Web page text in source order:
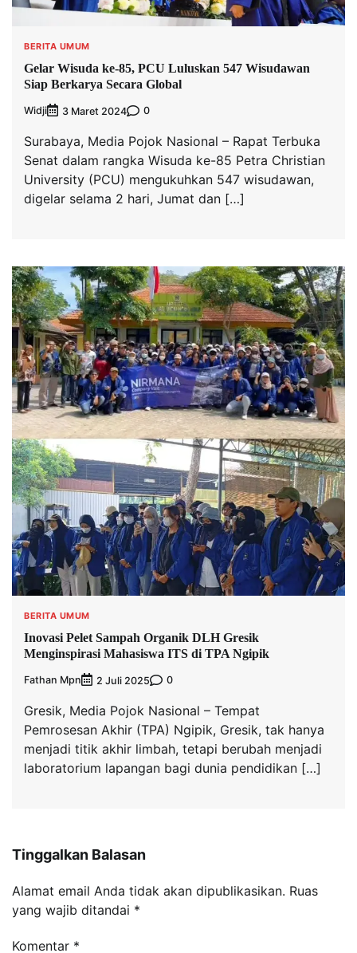
BERITA UMUM
Gelar Wisuda ke-85, PCU Luluskan 547 Wisudawan
Siap Berkarya Secara Global
Widji 3 Maret 2024 0
Surabaya, Media Pojok Nasional – Rapat Terbuka
Senat dalam rangka Wisuda ke-85 Petra Christian
University (PCU) mengukuhkan 547 wisudawan,
digelar selama 2 hari, Jumat dan […]
BERITA UMUM
Inovasi Pelet Sampah Organik DLH Gresik
Menginspirasi Mahasiswa ITS di TPA Ngipik
Fathan Mpn 2 Juli 2025 0
Gresik, Media Pojok Nasional – Tempat
Pemrosesan Akhir (TPA) Ngipik, Gresik, tak hanya
menjadi titik akhir limbah, tetapi berubah menjadi
laboratorium lapangan bagi dunia pendidikan […]
Tinggalkan Balasan
Alamat email Anda tidak akan dipublikasikan. Ruas
yang wajib ditandai *
Komentar *